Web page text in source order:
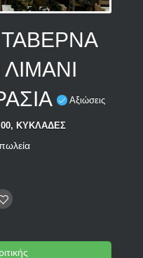
ΤΑΒΕΡΝΑ
Αξιώσεις
ΚΥΚΛΑΔΕΣ